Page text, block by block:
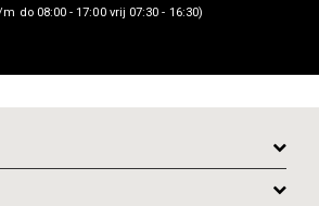
do 08:00 - 17:00 vrij 07:30 - 16:30)